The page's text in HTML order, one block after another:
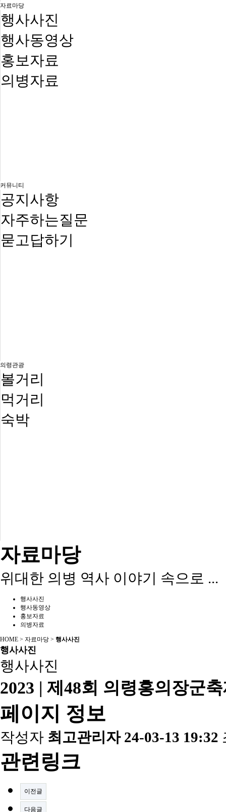
자료마당
행사사진
행사동영상
홍보자료
의병자료
커뮤니티
공지사항
자주하는질문
묻고답하기
의령관광
볼거리
먹거리
숙박
자료마당
위대한 의병 역사 이야기 속으로 ...
행사사진
행사동영상
홍보자료
의병자료
HOME > 자료마당 > 행사사진
행사사진
행사사진
2023 | 제48회 의령홍의장군
페이지 정보
작성자 최고관리자 24-03-13 19:32
관련링크
이전글
다음글